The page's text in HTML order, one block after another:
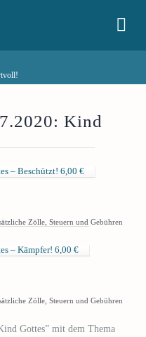
Kind
– Beschützt! 6,00 €
Zölle, Steuern und Gebühren
– Kämpfer! 6,00 €
Zölle, Steuern und Gebühren
Gottes” mit dem Thema